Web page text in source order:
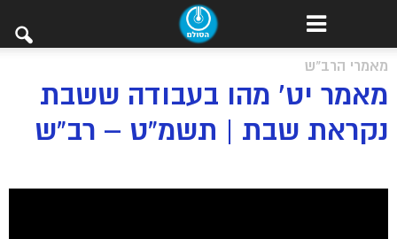
מאמרי הרב"ש
מאמר יט’ מהו בעבודה ששבת
נקראת שבת | תשמ”ט – רב”ש